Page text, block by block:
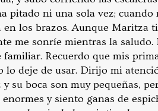
pitado ni una sola vez;
los brazos. Aunque Maritza
me sonríe mientras la
Recuerdo que mis
deje de usar. Dirijo mi
su boca son muy pequeñas,
y siento ganas de